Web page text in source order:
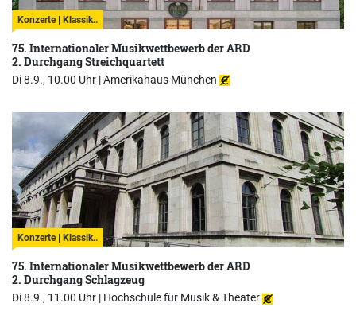
Konzerte | Klassik..
75. Internationaler Musikwettbewerb der ARD
2. Durchgang Streichquartett
Di 8.9., 10.00 Uhr |Amerikahaus München
Konzerte | Klassik..
75. Internationaler Musikwettbewerb der ARD
2. Durchgang Schlagzeug
Di 8.9., 11.00 Uhr | Hochschule für Musik & Theater